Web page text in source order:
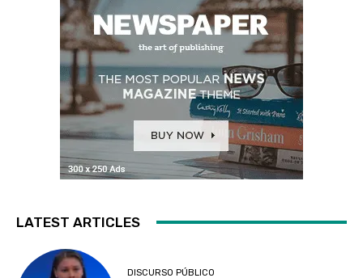
LATEST ARTICLES
DISCURSO PÚBLICO